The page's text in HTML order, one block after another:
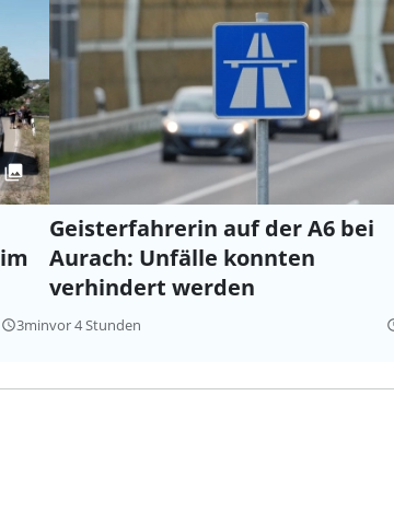
query_builder3min
Geisterfahrerin auf der A6 bei
Aurach: Unfälle konnten
verhindert werden
vor 4 Stunden